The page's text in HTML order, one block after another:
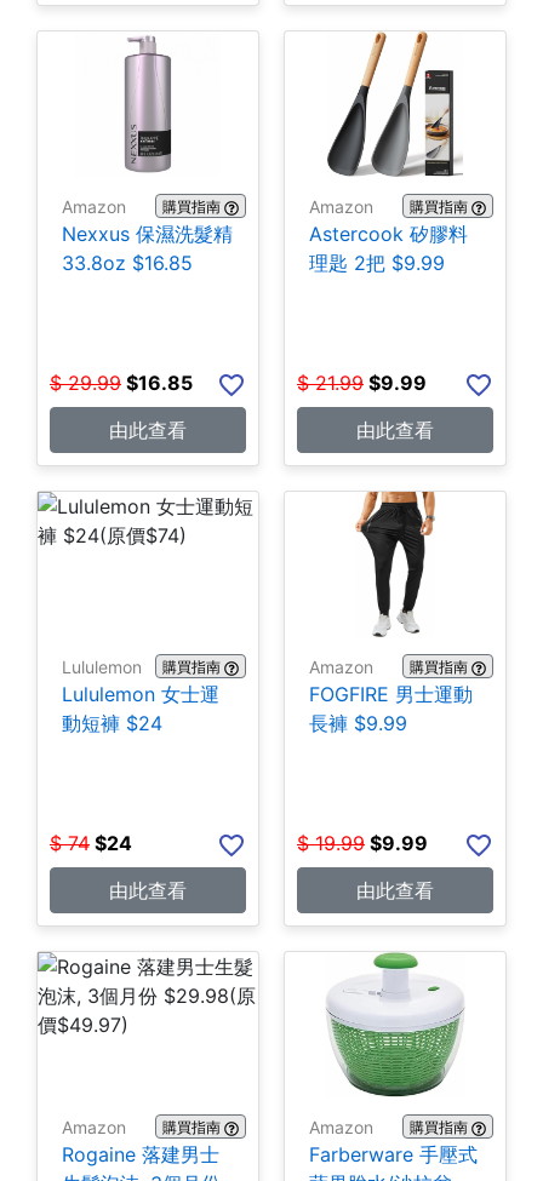
Amazon 購買指南
Nexxus 保濕洗髮精
33.8oz $16.85
$ 29.99 $16.85
由此查看
Amazon 購買指南
Astercook 矽膠料
理匙 2把 $9.99
$ 21.99 $9.99
由此查看
Lululemon 購買指南
Lululemon 女士運
動短褲 $24
$ 74 $24
由此查看
Amazon 購買指南
FOGFIRE 男士運動
長褲 $9.99
$ 19.99 $9.99
由此查看
Amazon 購買指南
Rogaine 落建男士
Amazon 購買指南
Farberware 手壓式